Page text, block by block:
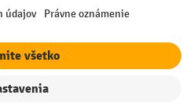
costsand possible delivery charges,
Zľava sa nevzťahuje na špeciálne